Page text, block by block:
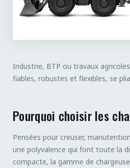
Industrie, BTP ou travaux
fiables, robustes et flexibles, se
Pourquoi choisir les
Pensées pour creuser,
une polyvalence qui font toute la
compacte, la gamme de